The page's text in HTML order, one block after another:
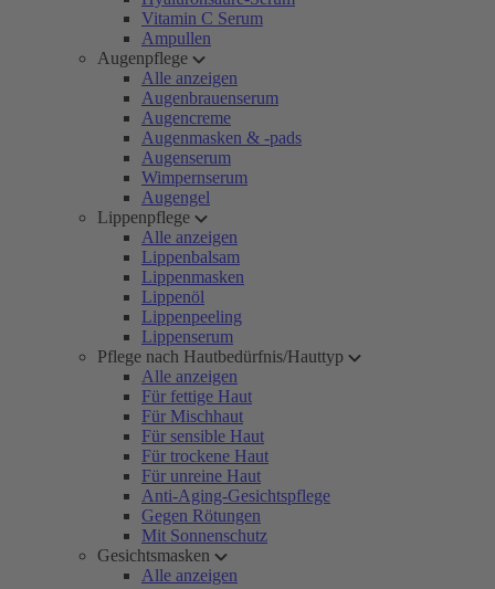
Vitamin C Serum
Ampullen
Augenpflege
Alle anzeigen
Augenbrauenserum
Augencreme
Augenmasken & -pads
Augenserum
Wimpernserum
Augengel
Lippenpflege
Alle anzeigen
Lippenbalsam
Lippenmasken
Lippenöl
Lippenpeeling
Lippenserum
Pflege nach Hautbedürfnis/Hauttyp
Alle anzeigen
Für fettige Haut
Für Mischhaut
Für sensible Haut
Für trockene Haut
Für unreine Haut
Anti-Aging-Gesichtspflege
Gegen Rötungen
Mit Sonnenschutz
Gesichtsmasken
Alle anzeigen